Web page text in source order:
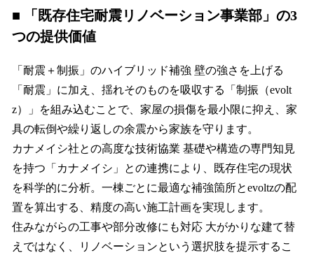
■ 「既存住宅耐震リノベーション事業部」の3
つの提供価値
「耐震＋制振」のハイブリッド補強 壁の強さを上げる
「耐震」に加え、揺れそのものを吸収する「制振（evolt
z）」を組み込むことで、家屋の損傷を最小限に抑え、家
具の転倒や繰り返しの余震から家族を守ります。
カナメイシ社との高度な技術協業 基礎や構造の専門知見
を持つ「カナメイシ」との連携により、既存住宅の現状
を科学的に分析。一棟ごとに最適な補強箇所とevoltzの配
置を算出する、精度の高い施工計画を実現します。
住みながらの工事や部分改修にも対応 大がかりな建て替
えではなく、リノベーションという選択肢を提示するこ